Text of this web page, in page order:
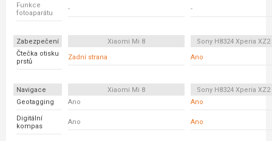
Funkce
fotoaparátu
- -
Zabezpečení Xiaomi Mi 8
Sony H8324 Xperia
Čtečka otisku
prstů
Zadní strana Ano
Navigace Xiaomi Mi 8
Sony H8324 Xperia
Geotagging
Ano Ano
Digitální
kompas
Ano Ano